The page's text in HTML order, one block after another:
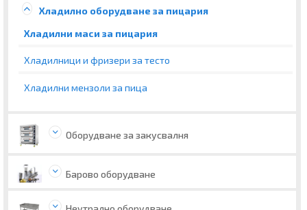
Хладилно оборудване за пицария
Хладилни маси за пицария
Хладилници и фризери за тесто
Хладилни мензоли за пица
Оборудване за закусвалня
Барово оборудване